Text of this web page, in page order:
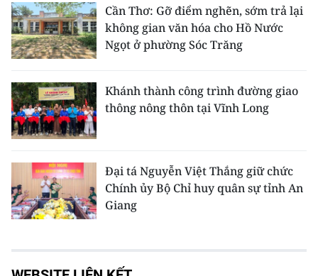
Cần Thơ: Gỡ điểm nghẽn, sớm trả lại
không gian văn hóa cho Hồ Nước
Ngọt ở phường Sóc Trăng
Khánh thành công trình đường giao
thông nông thôn tại Vĩnh Long
Đại tá Nguyễn Việt Thắng giữ chức
Chính ủy Bộ Chỉ huy quân sự tỉnh An
Giang